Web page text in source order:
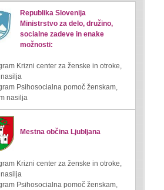
Republika Slovenija
Ministrstvo za delo, družino,
socialne zadeve in enake
možnosti:
Krizni center za ženske in otroke,
Psihosocialna pomoč ženskam,
nasilja
Mestna občina Ljubljana
Krizni center za ženske in otroke,
Psihosocialna pomoč ženskam,